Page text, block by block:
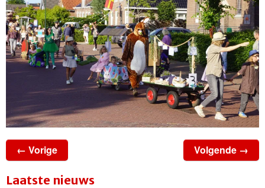
← Vorige Volgende →
Laatste nieuws